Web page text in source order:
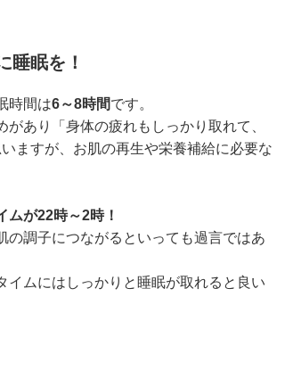
睡眠を！
時間は6～8時間です。
あり「身体の疲れもしっかり取れて、
ますが、お肌の再生や栄養補給に必要な
ムが22時～2時！
の調子につながるといっても過言ではあ
イムにはしっかりと睡眠が取れると良い